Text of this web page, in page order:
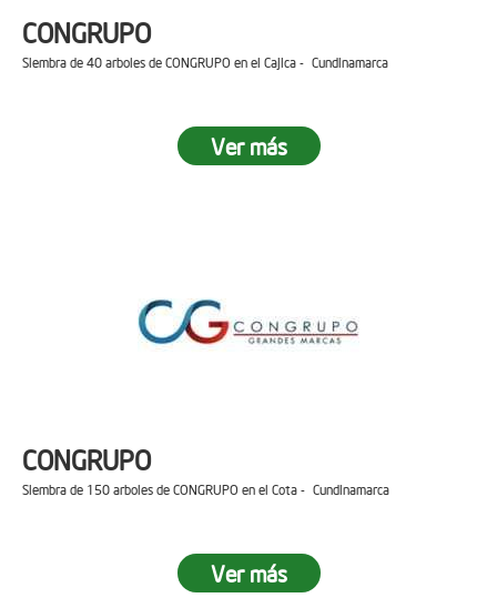
CONGRUPO
Siembra de 40 arboles de CONGRUPO en el Cajica - Cundinamarca
Ver más
CONGRUPO
Siembra de 150 arboles de CONGRUPO en el Cota - Cundinamarca
Ver más